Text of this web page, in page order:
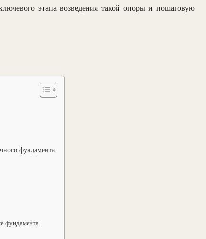
этапа возведения такой опоры и пошаговую
фундамента
фундамента